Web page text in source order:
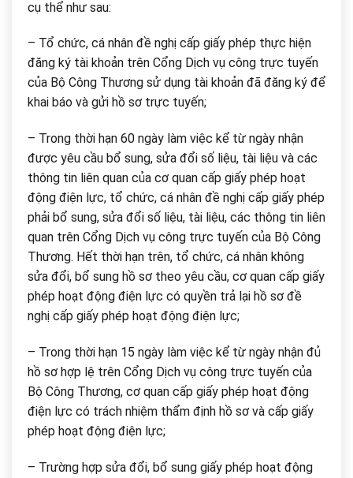
cụ thể như sau:
– Tổ chức, cá nhân đề nghị cấp giấy phép thực hiện
đăng ký tài khoản trên Cổng Dịch vụ công trực tuyến
của Bộ Công Thương sử dụng tài khoản đã đăng ký để
khai báo và gửi hồ sơ trực tuyến;
– Trong thời hạn 60 ngày làm việc kể từ ngày nhận
được yêu cầu bổ sung, sửa đổi số liệu, tài liệu và các
thông tin liên quan của cơ quan cấp giấy phép hoạt
động điện lực, tổ chức, cá nhân đề nghị cấp giấy phép
phải bổ sung, sửa đổi số liệu, tài liệu, các thông tin liên
quan trên Cổng Dịch vụ công trực tuyến của Bộ Công
Thương. Hết thời hạn trên, tổ chức, cá nhân không
sửa đổi, bổ sung hồ sơ theo yêu cầu, cơ quan cấp giấy
phép hoạt động điện lực có quyền trả lại hồ sơ đề
nghị cấp giấy phép hoạt động điện lực;
– Trong thời hạn 15 ngày làm việc kể từ ngày nhận đủ
hồ sơ hợp lệ trên Cổng Dịch vụ công trực tuyến của
Bộ Công Thương, cơ quan cấp giấy phép hoạt động
điện lực có trách nhiệm thẩm định hồ sơ và cấp giấy
phép hoạt động điện lực;
– Trường hợp sửa đổi, bổ sung giấy phép hoạt động